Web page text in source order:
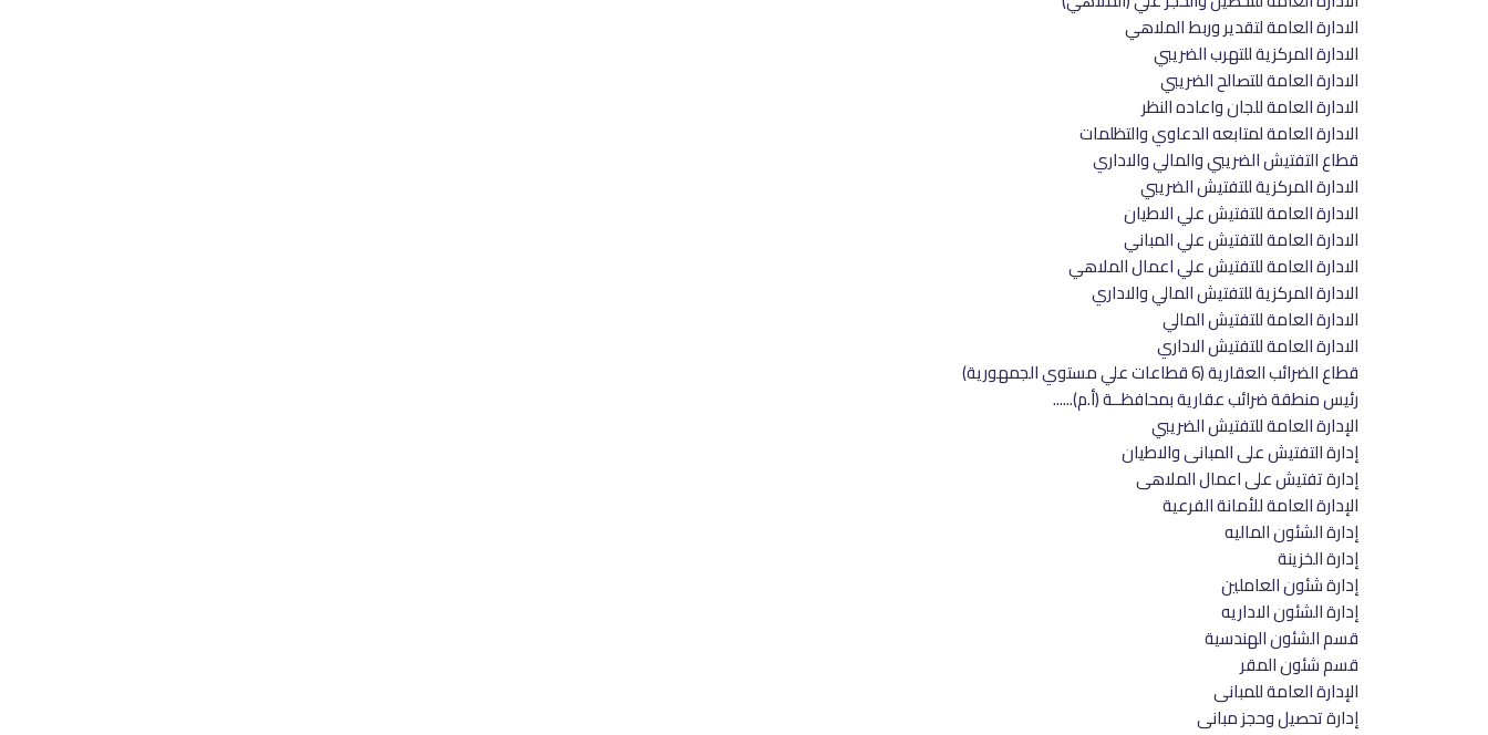
الادارة العامة لتقدير وربط الملاهي
الادارة المركزية للتهرب الضريبي
الادارة العامة للتصالح الضريبي
الادارة العامة للجان واعاده النظر
الادارة العامة لمتابعه الدعاوي والتظلمات
قطاع التفتيش الضريبي والمالي والاداري
الادارة المركزية للتفتيش الضريبي
الادارة العامة للتفتيش علي الاطيان
الادارة العامة للتفتيش علي المباني
الادارة العامة للتفتيش علي اعمال الملاهي
الادارة المركزية للتفتيش المالي والاداري
الادارة العامة للتفتيش المالي
الادارة العامة للتفتيش الاداري
قطاع الضرائب العقارية (6 قطاعات علي مستوي الجمهورية)
رئيس منطقة ضرائب عقارية بمحافظــة (أ.م)......
الإدارة العامة للتفتيش الضريبي
إدارة التفتيش على المبانى والاطيان
إدارة تفتيش على اعمال الملاهى
الإدارة العامة للأمانة الفرعية
إدارة الشئون الماليه
إدارة الخزينة
إدارة شئون العاملين
إدارة الشئون الاداريه
قسم الشئون الهندسية
قسم شئون المقر
الإدارة العامة للمبانى
إدارة تحصيل وحجز مبانى